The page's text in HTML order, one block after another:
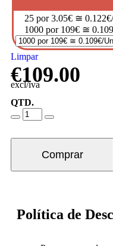
25 por 3.05€ ≅
1000 por 109€ ≅
Limpar
€109.00
excl/iva
QTD.
Comprar
Política de